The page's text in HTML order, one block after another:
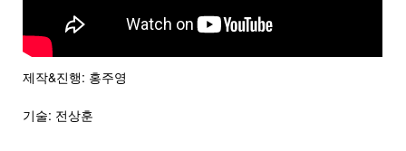
제작&진행: 홍주영
기술: 전상훈